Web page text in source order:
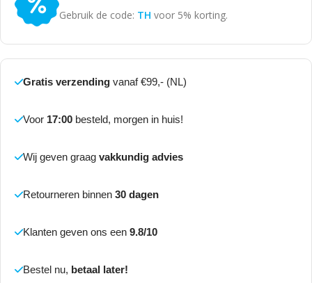
Gebruik de code: TH voor 5% korting.
Gratis verzending vanaf €99,- (NL)
Voor 17:00 besteld, morgen in huis!
Wij geven graag vakkundig advies
Retourneren binnen 30 dagen
Klanten geven ons een 9.8/10
Bestel nu, betaal later!